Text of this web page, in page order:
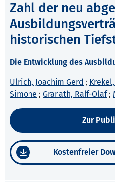
Zahl der neu
historischen
Die Entwicklung des
Ulrich, Joachim Gerd ;
Simone ; Granath, Ralf-Olaf;
Zur
Kostenfreier